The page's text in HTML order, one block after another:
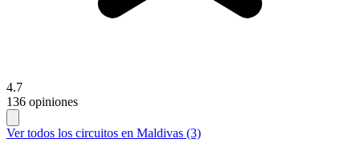
4.7
136 opiniones
Ver todos los circuitos en Maldivas (3)